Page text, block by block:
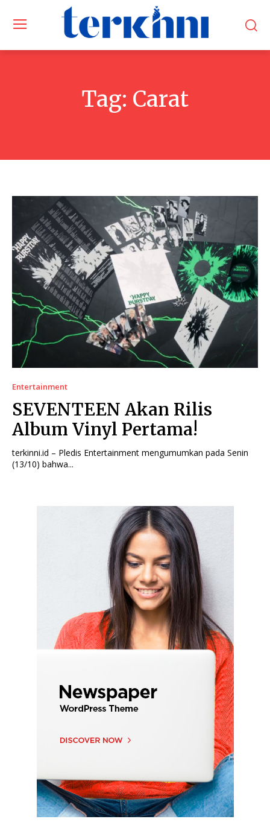
Tag: Carat
Entertainment
SEVENTEEN Akan Rilis
Album Vinyl Pertama!
terkinni.id – Pledis Entertainment mengumumkan pada Senin
(13/10) bahwa...